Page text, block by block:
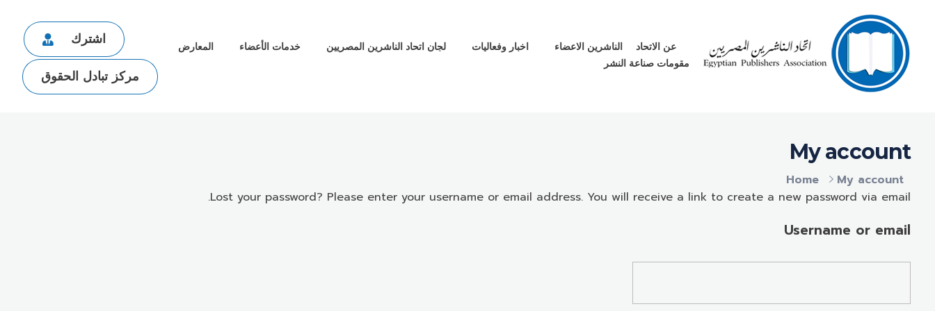
عن الاتحاد الناشرين الاعضاء اخبار وفعاليات لجان اتحاد الناشرين المصريين خدمات الأعضاء
المعارض
مقومات صناعة النشر
اشترك
مركز تبادل الحقوق
Home My account
My account
Lost your password? Please enter your username or email address. You will receive a link to create a new password via email.
Username or email